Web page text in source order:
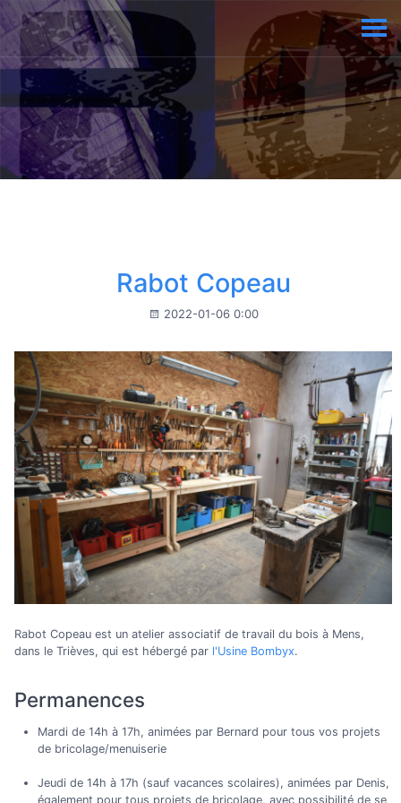
Rabot Copeau
2022-01-06 0:00
Rabot Copeau est un atelier associatif de travail du bois à Mens,
dans le Trièves, qui est hébergé par l'Usine Bombyx.
Permanences
Mardi de 14h à 17h, animées par Bernard pour tous vos projets
de bricolage/menuiserie
Jeudi de 14h à 17h (sauf vacances scolaires), animées par Denis,
également pour tous projets de bricolage, avec possibilité de se